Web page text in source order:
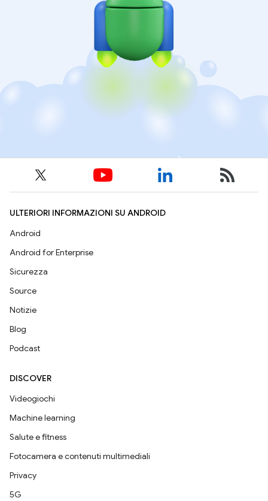
ULTERIORI INFORMAZIONI SU ANDROID
Android
Android for Enterprise
Sicurezza
Source
Notizie
Blog
Podcast
DISCOVER
Videogiochi
Machine learning
Salute e fitness
Fotocamera e contenuti multimediali
Privacy
5G